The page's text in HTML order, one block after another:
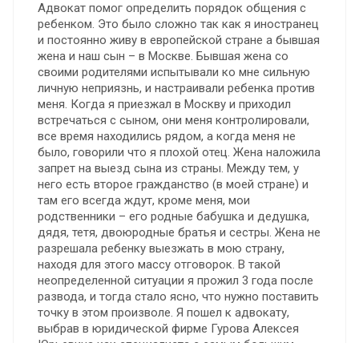
Адвокат помог определить порядок общения с
ребенком. Это было сложно так как я иностранец
и постоянно живу в европейской стране а бывшая
жена и наш сын – в Москве. Бывшая жена со
своими родителями испытывали ко мне сильную
личную неприязнь, и настраивали ребенка против
меня. Когда я приезжал в Москву и приходил
встречаться с сыном, они меня контролировали,
все время находились рядом, а когда меня не
было, говорили что я плохой отец. Жена наложила
запрет на выезд сына из страны. Между тем, у
него есть второе гражданство (в моей стране) и
там его всегда ждут, кроме меня, мои
родственники – его родные бабушка и дедушка,
дядя, тетя, двоюродные братья и сестры. Жена не
разрешала ребенку выезжать в мою страну,
находя для этого массу отговорок. В такой
неопределенной ситуации я прожил 3 года после
развода, и тогда стало ясно, что нужно поставить
точку в этом произволе. Я пошел к адвокату,
выбрав в юридической фирме Гурова Алексея